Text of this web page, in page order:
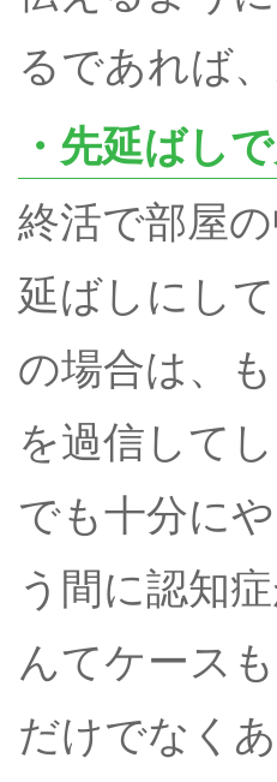
るであれば
・先延ばし
終活で部屋
延ばしにし
の場合は、
を過信して
でも十分に
う間に認知
んてケース
だけでなく